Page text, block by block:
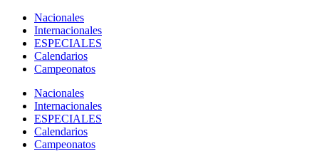
Nacionales
Internacionales
ESPECIALES
Calendarios
Campeonatos
Nacionales
Internacionales
ESPECIALES
Calendarios
Campeonatos